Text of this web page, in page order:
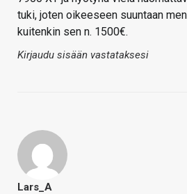
tuki, joten oikeeseen suuntaan
kuitenkin sen n. 1500€.
Kirjaudu sisään vastataksesi
Lars_A